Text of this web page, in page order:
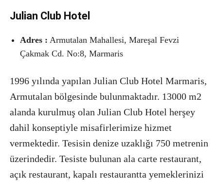
Julian Club Hotel
Adres : Armutalan Mahallesi, Mareşal Fevzi
Çakmak Cd. No:8, Marmaris
1996 yılında yapılan Julian Club Hotel Marmaris,
Armutalan bölgesinde bulunmaktadır. 13000 m2
alanda kurulmuş olan Julian Club Hotel herşey
dahil konseptiyle misafirlerimize hizmet
vermektedir. Tesisin denize uzaklığı 750 metrenin
üzerindedir. Tesiste bulunan ala carte restaurant,
açık restaurant, kapalı restaurantta yemeklerinizi